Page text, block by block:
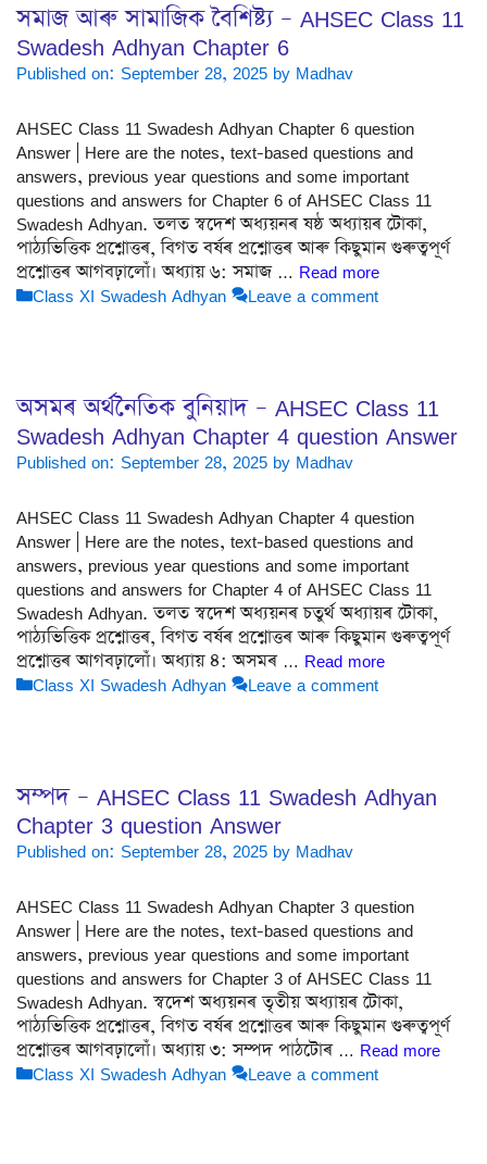
সমাজ আৰু সামাজিক বৈশিষ্ট্য – AHSEC Class 11
Swadesh Adhyan Chapter 6
Published on: September 28, 2025 by Madhav
AHSEC Class 11 Swadesh Adhyan Chapter 6 question
Answer | Here are the notes, text-based questions and
answers, previous year questions and some important
questions and answers for Chapter 6 of AHSEC Class 11
Swadesh Adhyan. তলত স্বদেশ অধ্যয়নৰ ষষ্ঠ অধ্যায়ৰ টোকা,
পাঠ্যভিত্তিক প্ৰশ্নোত্তৰ, বিগত বৰ্ষৰ প্ৰশ্নোত্তৰ আৰু কিছুমান গুৰুত্বপূৰ্ণ
প্ৰশ্নোত্তৰ আগবঢ়ালোঁ। অধ্যায় ৬: সমাজ … Read more
Categories
Class XI Swadesh Adhyan Leave a comment
অসমৰ অৰ্থনৈতিক বুনিয়াদ – AHSEC Class 11
Swadesh Adhyan Chapter 4 question Answer
Published on: September 28, 2025 by Madhav
AHSEC Class 11 Swadesh Adhyan Chapter 4 question
Answer | Here are the notes, text-based questions and
answers, previous year questions and some important
questions and answers for Chapter 4 of AHSEC Class 11
Swadesh Adhyan. তলত স্বদেশ অধ্যয়নৰ চতুৰ্থ অধ্যায়ৰ টোকা,
পাঠ্যভিত্তিক প্ৰশ্নোত্তৰ, বিগত বৰ্ষৰ প্ৰশ্নোত্তৰ আৰু কিছুমান গুৰুত্বপূৰ্ণ
প্ৰশ্নোত্তৰ আগবঢ়ালোঁ। অধ্যায় ৪: অসমৰ … Read more
Categories
Class XI Swadesh Adhyan Leave a comment
সম্পদ – AHSEC Class 11 Swadesh Adhyan
Chapter 3 question Answer
Published on: September 28, 2025 by Madhav
AHSEC Class 11 Swadesh Adhyan Chapter 3 question
Answer | Here are the notes, text-based questions and
answers, previous year questions and some important
questions and answers for Chapter 3 of AHSEC Class 11
Swadesh Adhyan. স্বদেশ অধ্যয়নৰ তৃতীয় অধ্যায়ৰ টোকা,
পাঠ্যভিত্তিক প্ৰশ্নোত্তৰ, বিগত বৰ্ষৰ প্ৰশ্নোত্তৰ আৰু কিছুমান গুৰুত্বপূৰ্ণ
প্ৰশ্নোত্তৰ আগবঢ়ালোঁ। অধ্যায় ৩: সম্পদ পাঠটোৰ … Read more
Categories
Class XI Swadesh Adhyan Leave a comment